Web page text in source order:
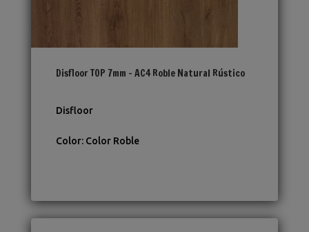
Disfloor TOP 7mm – AC4 Roble Natural Rústico
Disfloor
Color: Color Roble